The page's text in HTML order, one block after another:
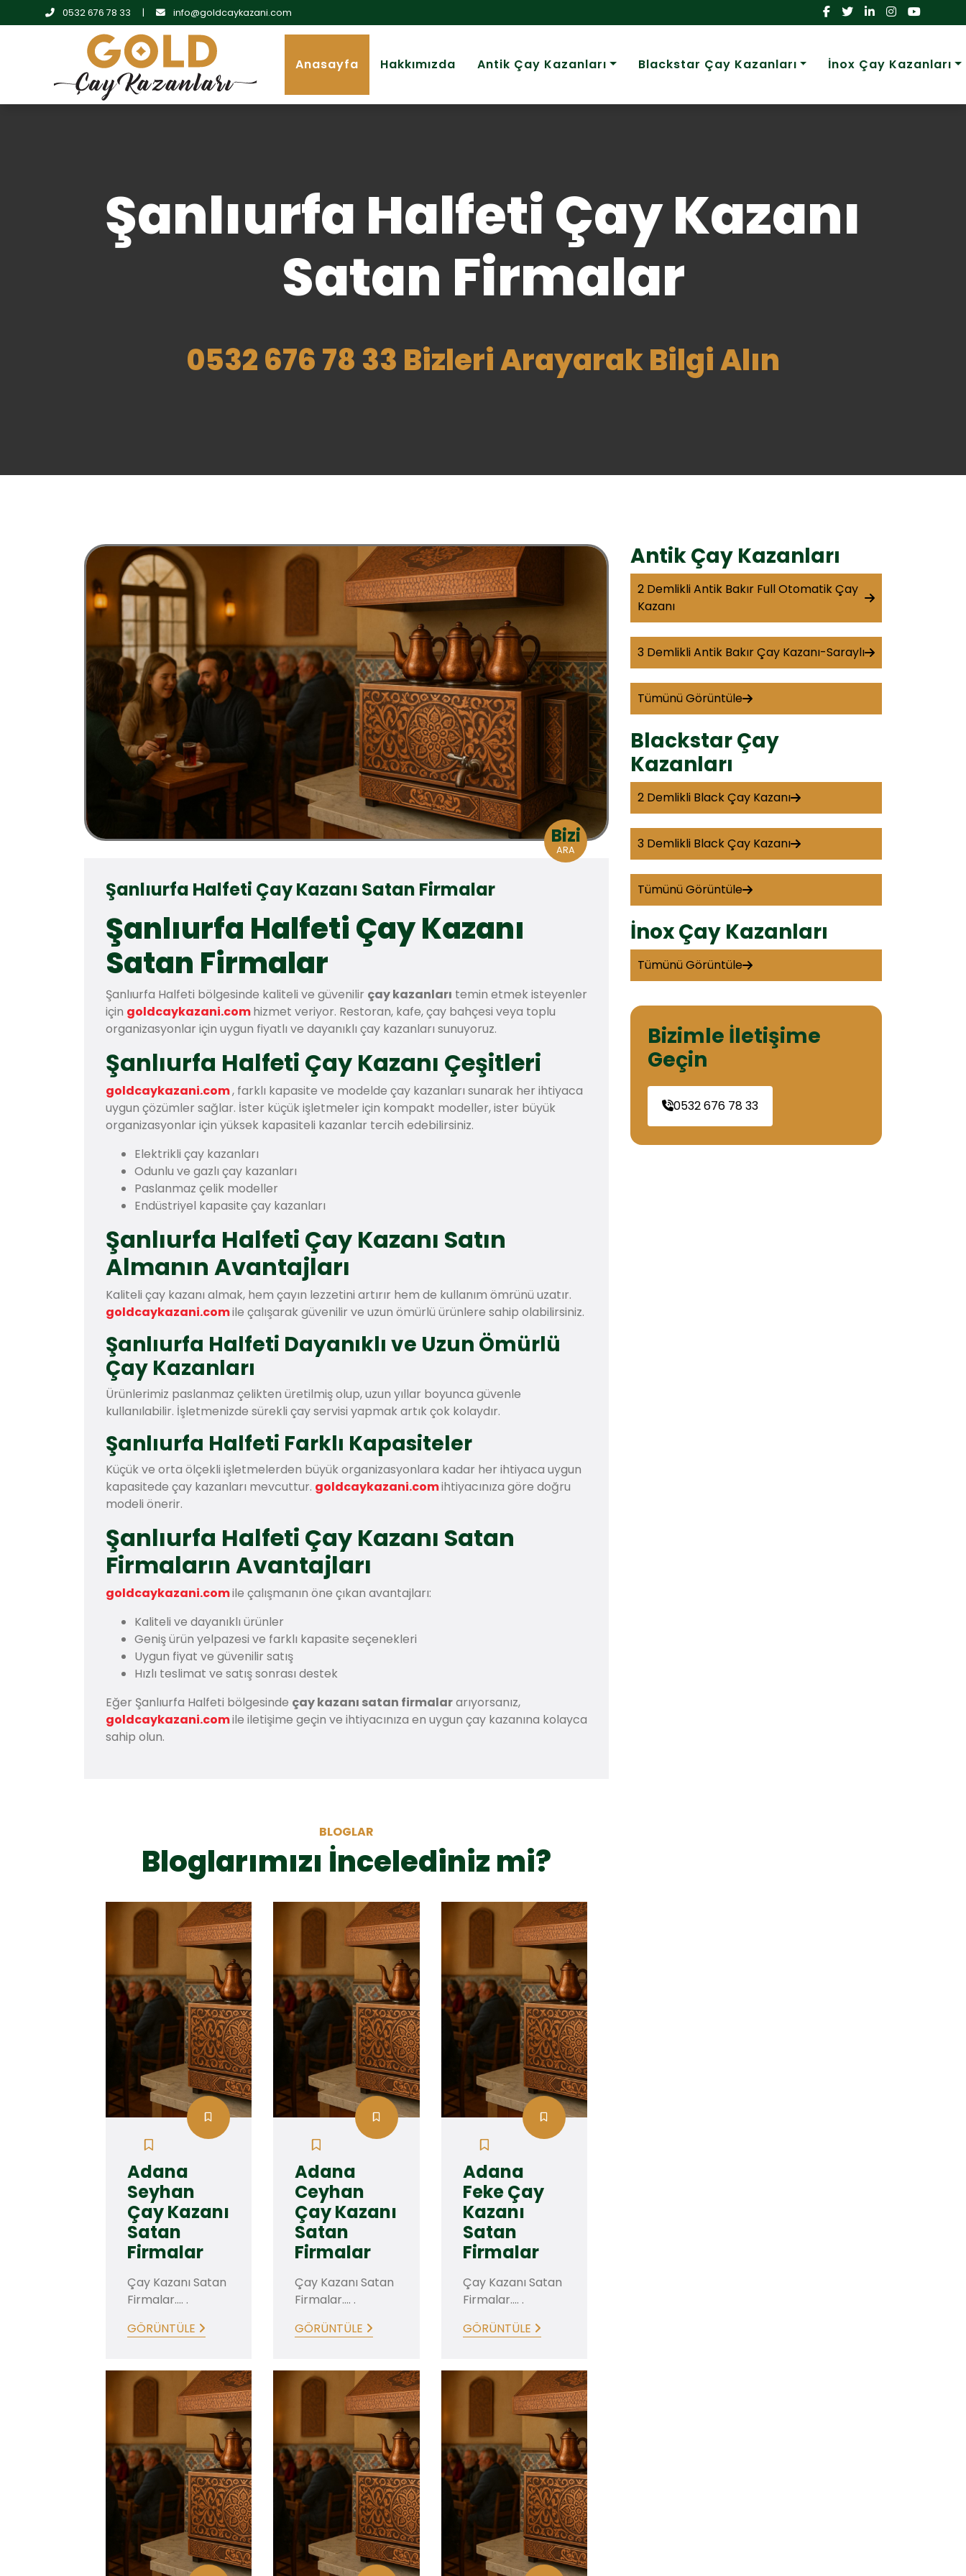
0532 676 78 33 | info@goldcaykazani.com
Anasayfa Hakkımızda Antik Çay Kazanları Blackstar Çay Kazanları İnox Çay Kazanları
Şanlıurfa Halfeti Çay Kazanı
Satan Firmalar
0532 676 78 33 Bizleri Arayarak Bilgi Alın
Bizi
ARA
Şanlıurfa Halfeti Çay Kazanı Satan Firmalar
Şanlıurfa Halfeti Çay Kazanı
Satan Firmalar
Şanlıurfa Halfeti bölgesinde kaliteli ve güvenilir çay kazanları temin etmek isteyenler
için goldcaykazani.comhizmet veriyor. Restoran, kafe, çay bahçesi veya toplu
organizasyonlar için uygun fiyatlı ve dayanıklı çay kazanları sunuyoruz.
Şanlıurfa Halfeti Çay Kazanı Çeşitleri
goldcaykazani.com, farklı kapasite ve modelde çay kazanları sunarak her ihtiyaca
uygun çözümler sağlar. İster küçük işletmeler için kompakt modeller, ister büyük
organizasyonlar için yüksek kapasiteli kazanlar tercih edebilirsiniz.
Elektrikli çay kazanları
Odunlu ve gazlı çay kazanları
Paslanmaz çelik modeller
Endüstriyel kapasite çay kazanları
Şanlıurfa Halfeti Çay Kazanı Satın
Almanın Avantajları
Kaliteli çay kazanı almak, hem çayın lezzetini artırır hem de kullanım ömrünü uzatır.
goldcaykazani.comile çalışarak güvenilir ve uzun ömürlü ürünlere sahip olabilirsiniz.
Şanlıurfa Halfeti Dayanıklı ve Uzun Ömürlü
Çay Kazanları
Ürünlerimiz paslanmaz çelikten üretilmiş olup, uzun yıllar boyunca güvenle
kullanılabilir. İşletmenizde sürekli çay servisi yapmak artık çok kolaydır.
Şanlıurfa Halfeti Farklı Kapasiteler
Küçük ve orta ölçekli işletmelerden büyük organizasyonlara kadar her ihtiyaca uygun
kapasitede çay kazanları mevcuttur. goldcaykazani.comihtiyacınıza göre doğru
modeli önerir.
Şanlıurfa Halfeti Çay Kazanı Satan
Firmaların Avantajları
goldcaykazani.comile çalışmanın öne çıkan avantajları:
Kaliteli ve dayanıklı ürünler
Geniş ürün yelpazesi ve farklı kapasite seçenekleri
Uygun fiyat ve güvenilir satış
Hızlı teslimat ve satış sonrası destek
Eğer Şanlıurfa Halfeti bölgesinde çay kazanı satan firmalararıyorsanız,
goldcaykazani.comile iletişime geçin ve ihtiyacınıza en uygun çay kazanına kolayca
sahip olun.
BLOGLAR
Bloglarımızı İncelediniz mi?
Adana
Seyhan
Çay Kazanı
Satan
Firmalar
Çay Kazanı Satan
Firmalar.... .
GÖRÜNTÜLE
Adana
Ceyhan
Çay Kazanı
Satan
Firmalar
Çay Kazanı Satan
Firmalar.... .
GÖRÜNTÜLE
Adana
Feke Çay
Kazanı
Satan
Firmalar
Çay Kazanı Satan
Firmalar.... .
GÖRÜNTÜLE
Antik Çay Kazanları
2 Demlikli Antik Bakır Full Otomatik Çay
Kazanı
3 Demlikli Antik Bakır Çay Kazanı-Saraylı
Tümünü Görüntüle
Blackstar Çay
Kazanları
2 Demlikli Black Çay Kazanı
3 Demlikli Black Çay Kazanı
Tümünü Görüntüle
İnox Çay Kazanları
Tümünü Görüntüle
Bizimle İletişime
Geçin
0532 676 78 33